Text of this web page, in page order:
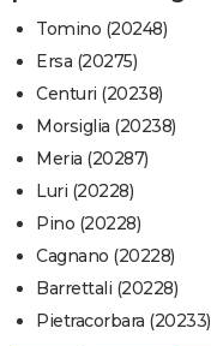
Tomino (20248)
Ersa (20275)
Centuri (20238)
Morsiglia (20238)
Meria (20287)
Luri (20228)
Pino (20228)
Cagnano (20228)
Barrettali (20228)
Pietracorbara (20233)